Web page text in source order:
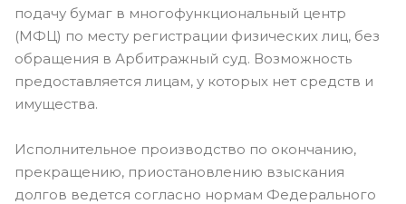
подачу бумаг в многофункциональный центр
(МФЦ) по месту регистрации физических лиц, без
обращения в Арбитражный суд. Возможность
предоставляется лицам, у которых нет средств и
имущества.
Исполнительное производство по окончанию,
прекращению, приостановлению взыскания
долгов ведется согласно нормам Федерального